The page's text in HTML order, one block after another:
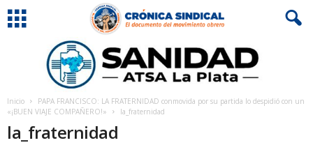
Inicio
PAPA FRANCISCO: LA FRATERNIDAD conmovida por su partida lo despidió con un
«¡BUEN VIAJE COMPAÑERO!»
la_fraternidad
la_fraternidad